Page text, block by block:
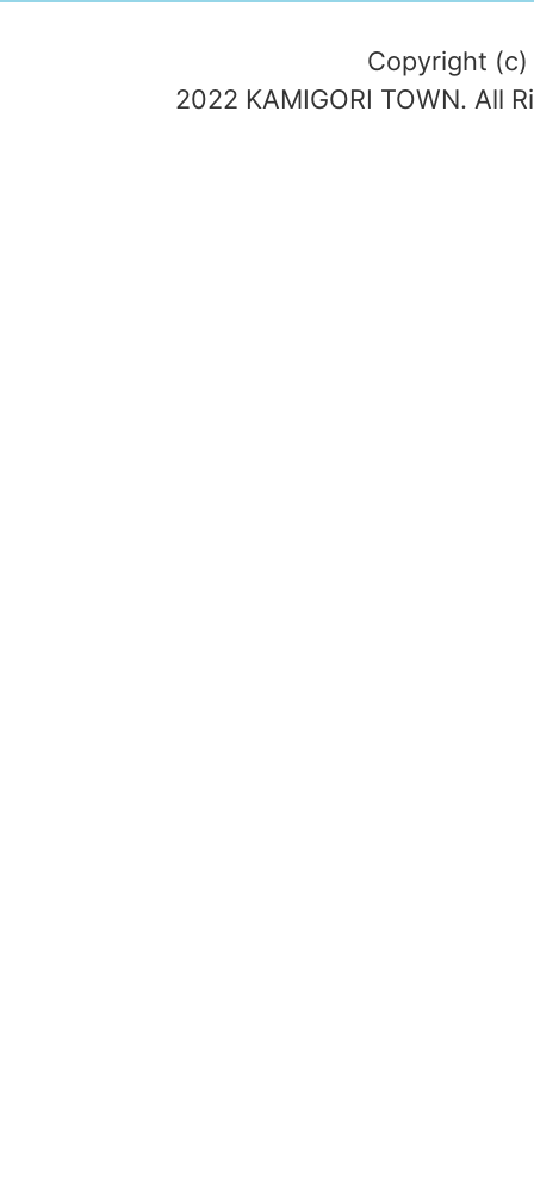
Copyright (c)
2022 KAMIGORI TOWN. All